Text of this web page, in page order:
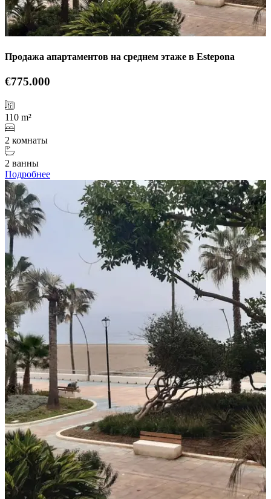
Продажа апартаментов на среднем этаже в Estepona
€775.000
110 m²
2 комнаты
2 ванны
Подробнее